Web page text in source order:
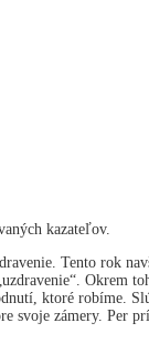
kazateľov.
Tento rok
Okrem
ktoré robíme.
zámery. Per